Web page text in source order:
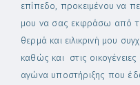
επίπεδο, προκειμένου να
μου να σας εκφράσω από
θερμά και ειλικρινή μου
καθώς και στις
αγώνα υποστήριξης που